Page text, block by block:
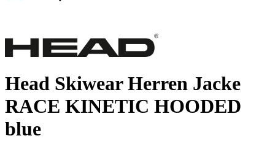
Head Skiwear Herren Jacke
RACE KINETIC HOODED
blue